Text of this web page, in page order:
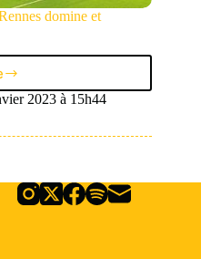
domine et
2023 à 15h44